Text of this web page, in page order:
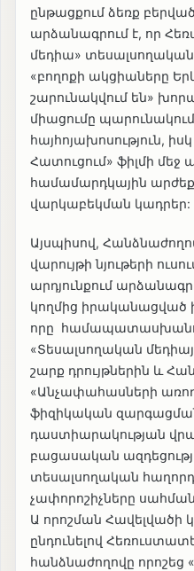
ընթացքում ձեռք
արձանագրում է, որ
մեդիա»
«բողոքի ակցիաները
շարունակվում են»
միացումը
հայհոյախոսություն,
Հատուցում» ֆիլմի մեջ
համամարդկային
վարկաբեկման կադրեր:
Այսպիսով,
վարույթի նյութերի
արդյունքում
կողմից
որը
«Տեսալսողական
շարք դրույթներին և
«Անչափահասների
ֆիզիկական
դաստիարակության
բացասական
տեսալսողական
չափորոշիչները
Ա որոշման Հավելվածի
ընդունելով
հանձնաժողովը որոշեց